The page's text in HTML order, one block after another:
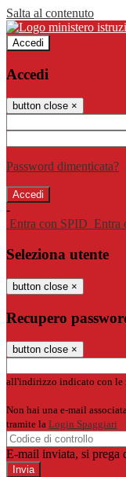
Salta al contenuto
Accedi
Accedi
button close ×
Password dimenticata?
-
Entra con SPID Entra
Seleziona utente
button close ×
Recupero
button close ×
all'indirizzo indicato con le
Non hai una e-mail
tramite la Login Spaggiari
E-mail inviata, si prega